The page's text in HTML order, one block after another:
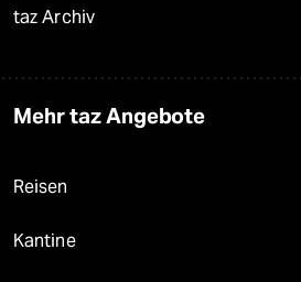
taz Archiv
Mehr taz Angebote
Reisen
Kantine